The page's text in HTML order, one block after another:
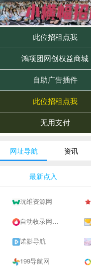
网址导航 资讯
最新点入
玩维资源网
自动收录网 - 自动秒收录-网站收录-收录网站-网址收录-秒收录
诺影导航
199导航网